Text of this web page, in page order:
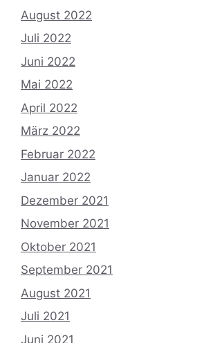
August 2022
Juli 2022
Juni 2022
Mai 2022
April 2022
März 2022
Februar 2022
Januar 2022
Dezember 2021
November 2021
Oktober 2021
September 2021
August 2021
Juli 2021
Juni 2021